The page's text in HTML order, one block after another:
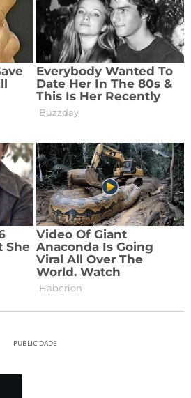
PUBLICIDADE